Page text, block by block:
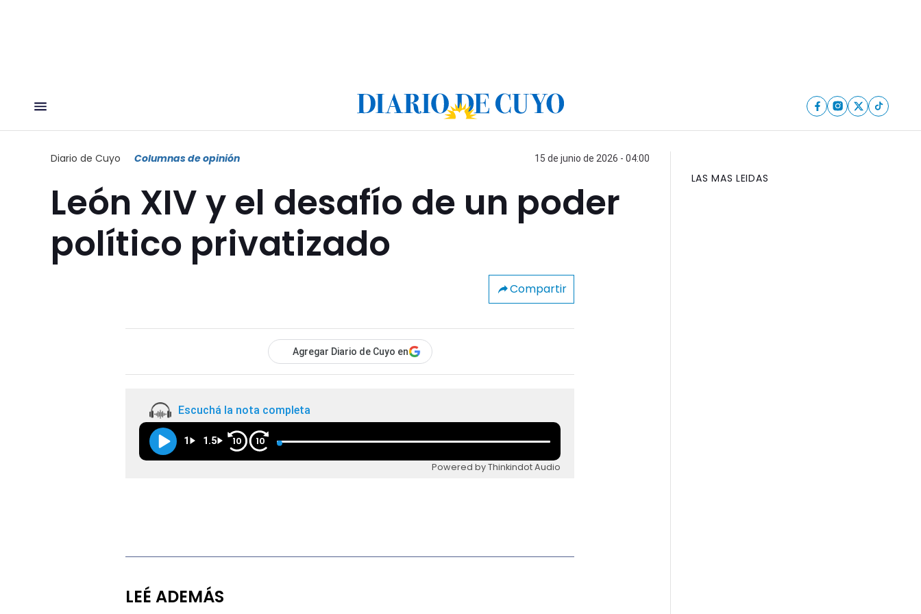
Diario de Cuyo Columnas de opinión 15 de junio de 2026 - 04:00
León XIV y el desafío de un poder
político privatizado
Compartir
Agregar Diario de Cuyo en
Escuchá la nota completa
1 1.5 10 10
Powered by Thinkindot Audio
LEÉ ADEMÁS
LAS MAS LEIDAS